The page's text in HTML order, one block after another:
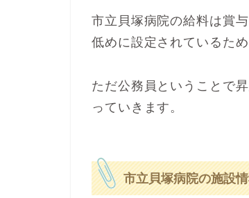
市立貝塚病院の給料は賞
低めに設定されているた
ただ公務員ということで
っていきます。
市立貝塚病院の施設